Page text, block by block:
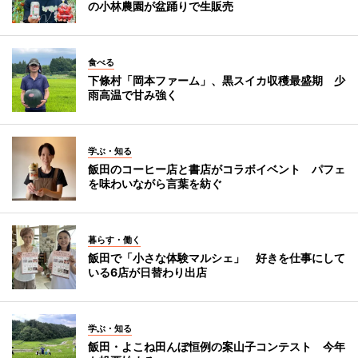
の小林農園が盆踊りで生販売
食べる
下條村「岡本ファーム」、黒スイカ収穫最盛期 少
雨高温で甘み強く
学ぶ・知る
飯田のコーヒー店と書店がコラボイベント パフェ
を味わいながら言葉を紡ぐ
暮らす・働く
飯田で「小さな体験マルシェ」 好きを仕事にして
いる6店が日替わり出店
学ぶ・知る
飯田・よこね田んぼ恒例の案山子コンテスト 今年